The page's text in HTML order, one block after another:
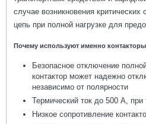
случае возникновения
цепь при полной нагрузке для
Почему используют именно контакторы
Безопасное отключение
контактор может надежно
независимо от полярности
Термический ток до 500 A,
Низкое сопротивление